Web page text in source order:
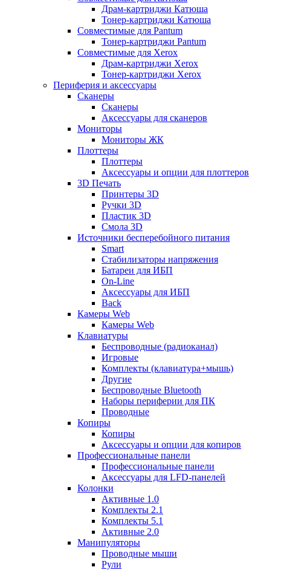
Драм-картриджи Катюша
Тонер-картриджи Катюша
Совместимые для Pantum
Тонер-картриджи Pantum
Совместимые для Xerox
Драм-картриджи Xerox
Тонер-картриджи Xerox
Периферия и аксессуары
Сканеры
Сканеры
Аксессуары для сканеров
Мониторы
Мониторы ЖК
Плоттеры
Плоттеры
Аксессуары и опции для плоттеров
3D Печать
Принтеры 3D
Ручки 3D
Пластик 3D
Смола 3D
Источники бесперебойного питания
Smart
Стабилизаторы напряжения
Батареи для ИБП
On-Line
Аксессуары для ИБП
Back
Камеры Web
Камеры Web
Клавиатуры
Беспроводные (радиоканал)
Игровые
Комплекты (клавиатура+мышь)
Другие
Беспроводные Bluetooth
Наборы периферии для ПК
Проводные
Копиры
Копиры
Аксессуары и опции для копиров
Профессиональные панели
Профессиональные панели
Аксессуары для LFD-панелей
Колонки
Активные 1.0
Комплекты 2.1
Комплекты 5.1
Активные 2.0
Манипуляторы
Проводные мыши
Рули